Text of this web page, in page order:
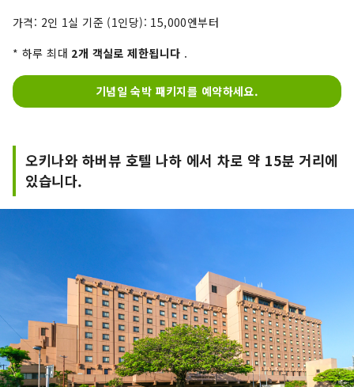
가격: 2인 1실 기준 (1인당): 15,000엔부터
* 하루 최대 2개 객실로 제한됩니다 .
기념일 숙박 패키지를 예약하세요.
오키나와 하버뷰 호텔 나하 에서 차로 약 15분 거리에
있습니다.